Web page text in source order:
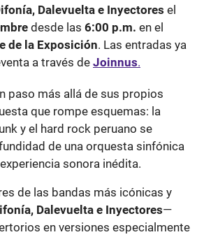
Dalevuelta e Inyectores el
desde las 6:00 p.m. en el
de la Exposición. Las entradas ya
a través de Joinnus.
paso más allá de sus propios
que rompe esquemas: la
y el hard rock peruano se
de una orquesta sinfónica
sonora inédita.
de las bandas más icónicas y
Dalevuelta e Inyectores—
en versiones especialmente